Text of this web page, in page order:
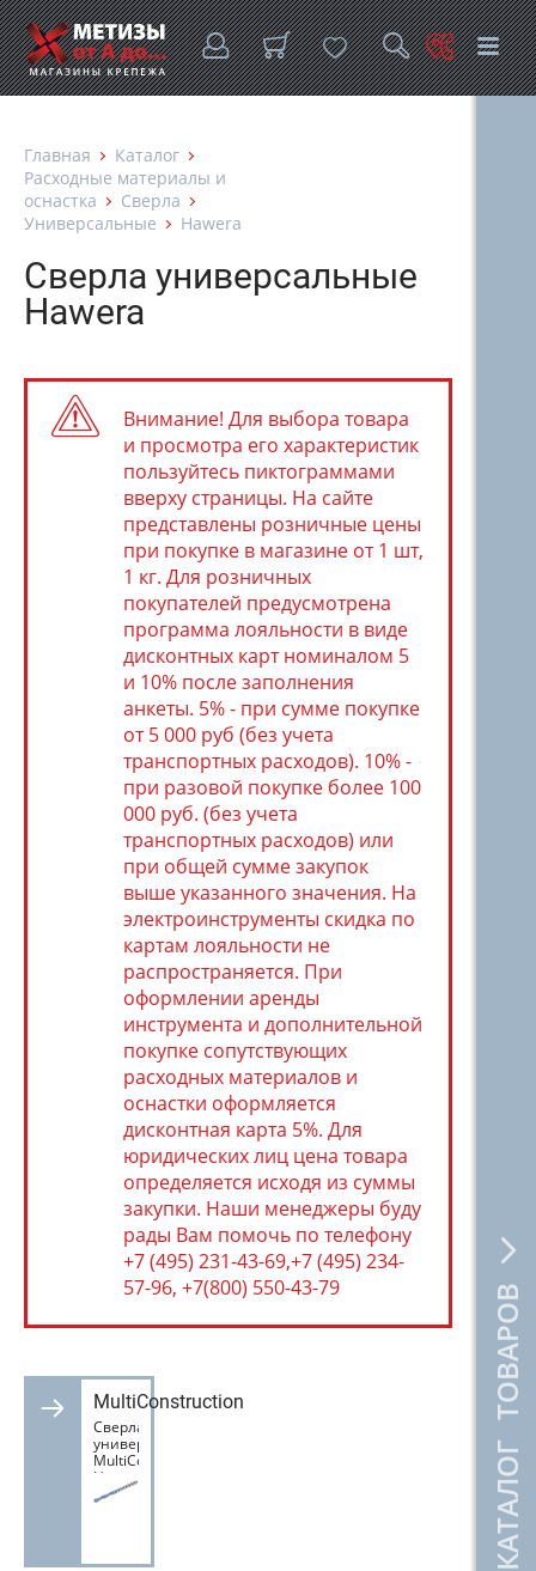
КАТАЛОГ ТОВАРОВ
Главная
Каталог
Расходные материалы и
оснастка
Сверла
Универсальные
Hawera
Сверла универсальные
Hawera
Внимание! Для выбора товара
и просмотра его характеристик
пользуйтесь пиктограммами
вверху страницы. На сайте
представлены розничные цены
при покупке в магазине от 1 шт,
1 кг. Для розничных
покупателей предусмотрена
программа лояльности в виде
дисконтных карт номиналом 5
и 10% после заполнения
анкеты. 5% - при сумме покупке
от 5 000 руб (без учета
транспортных расходов). 10% -
при разовой покупке более 100
000 руб. (без учета
транспортных расходов) или
при общей сумме закупок
выше указанного значения. На
электроинструменты скидка по
картам лояльности не
распространяется. При
оформлении аренды
инструмента и дополнительной
покупке сопутствующих
расходных материалов и
оснастки оформляется
дисконтная карта 5%. Для
юридических лиц цена товара
определяется исходя из суммы
закупки. Наши менеджеры буду
рады Вам помочь по телефону
+7 (495) 231-43-69,+7 (495) 234-
57-96, +7(800) 550-43-79
MultiConstruction
Сверла
универсальные
MultiConstruction
Hawera